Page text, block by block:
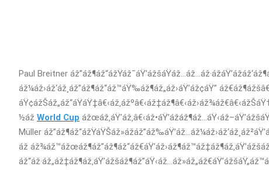
Paul Breitner
áž¼áž›áž‘áž¸áž”áž¶áž“áž™áŸ‰áž¶áž„áž›áŸ’áž¢áŸ”
½áž World Cup
Müller
áž